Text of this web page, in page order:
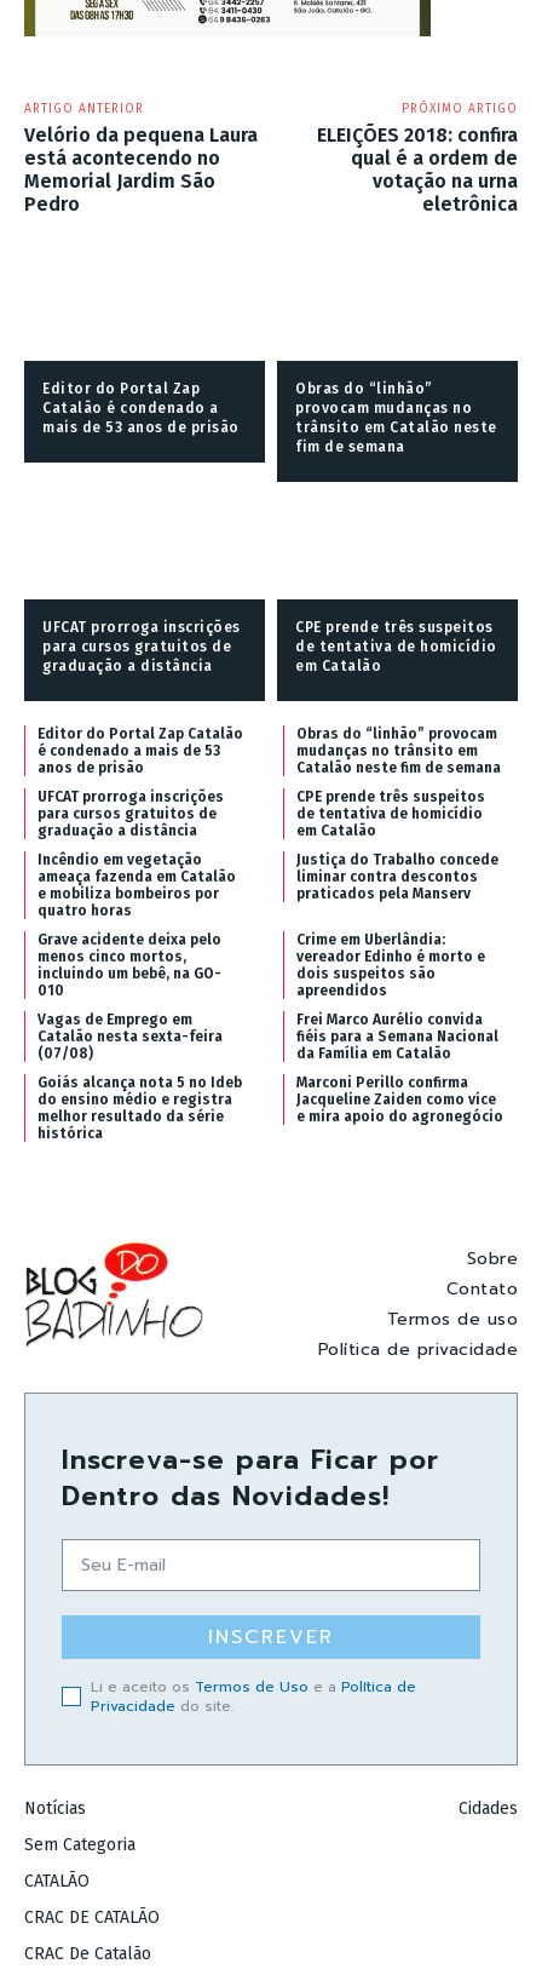
ARTIGO ANTERIOR
Velório da pequena Laura
está acontecendo no
Memorial Jardim São
Pedro
PRÓXIMO ARTIGO
ELEIÇÕES 2018: confira
qual é a ordem de
votação na urna
eletrônica
Editor do Portal Zap
Catalão é condenado a
mais de 53 anos de prisão
Obras do “linhão”
provocam mudanças no
trânsito em Catalão neste
fim de semana
UFCAT prorroga inscrições
para cursos gratuitos de
graduação a distância
CPE prende três suspeitos
de tentativa de homicídio
em Catalão
Editor do Portal Zap Catalão
é condenado a mais de 53
anos de prisão
Obras do “linhão” provocam
mudanças no trânsito em
Catalão neste fim de semana
UFCAT prorroga inscrições
para cursos gratuitos de
graduação a distância
CPE prende três suspeitos
de tentativa de homicídio
em Catalão
Incêndio em vegetação
ameaça fazenda em Catalão
e mobiliza bombeiros por
quatro horas
Justiça do Trabalho concede
liminar contra descontos
praticados pela Manserv
Grave acidente deixa pelo
menos cinco mortos,
incluindo um bebê, na GO-
010
Crime em Uberlândia:
vereador Edinho é morto e
dois suspeitos são
apreendidos
Vagas de Emprego em
Catalão nesta sexta-feira
(07/08)
Frei Marco Aurélio convida
fiéis para a Semana Nacional
da Família em Catalão
Goiás alcança nota 5 no Ideb
do ensino médio e registra
melhor resultado da série
histórica
Marconi Perillo confirma
Jacqueline Zaiden como vice
e mira apoio do agronegócio
Sobre
Contato
Termos de uso
Política de privacidade
Inscreva-se para Ficar por
Dentro das Novidades!
INSCREVER
Li e aceito os Termos de Uso e a Política de
Privacidade do site.
Notícias
Sem Categoria
CATALÃO
CRAC DE CATALÃO
CRAC De Catalão
Cidades